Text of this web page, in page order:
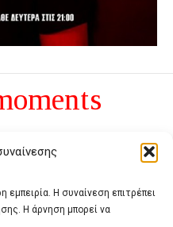
Η συναίνεση επιτρέπει
Η άρνηση μπορεί να
ανέχειας, είναι το αντίθετο της